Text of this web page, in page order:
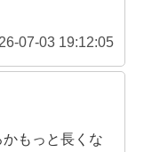
07-03 19:12:05
もっと長くな